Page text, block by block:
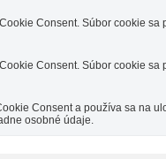
Consent. Súbor cookie
Consent. Súbor cookie
Consent a používa sa na
osobné údaje.